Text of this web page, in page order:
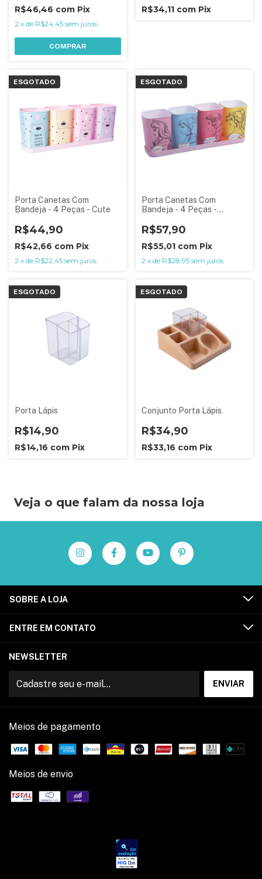
R$46,46 com Pix
2 x de R$24,45 sem juros
COMPRAR
R$34,11 com Pix
ESGOTADO
Porta Canetas Com
Bandeja - 4 Peças - Cute
R$44,90
R$42,66 com Pix
2 x de R$22,45 sem juros
ESGOTADO
Porta Canetas Com
Bandeja - 4 Peças -
R$57,90
R$55,01 com Pix
2 x de R$28,95 sem juros
ESGOTADO
Porta Lápis
R$14,90
R$14,16 com Pix
ESGOTADO
Conjunto Porta Lápis
R$34,90
R$33,16 com Pix
Veja o que falam da nossa loja
SOBRE A LOJA
ENTRE EM CONTATO
NEWSLETTER
Meios de pagamento
Meios de envio